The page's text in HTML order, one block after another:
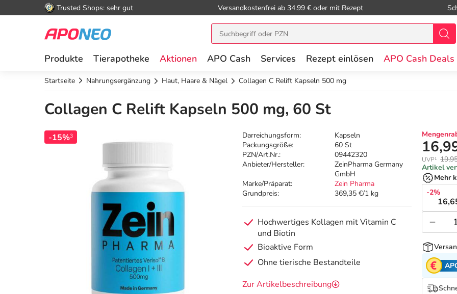
Trusted Shops: sehr gut Versandkostenfrei ab 34.99 € oder mit Rezept
Produkte Tierapotheke Aktionen APO Cash Services Rezept einlösen APO Cash Deals
Startseite Nahrungsergänzung Haut, Haare & Nägel Collagen C Relift Kapseln 500 mg
Collagen C Relift Kapseln 500 mg, 60 St
-15%3 Darreichungsform:
Kapseln
Packungsgröße:
60 St
PZN/Art.Nr.:
09442320
Anbieter/Hersteller:
ZeinPharma Germany
GmbH
Marke/Präparat:
Zein Pharma
Grundpreis:
369,35 €/1 kg
Hochwertiges Kollagen mit Vitamin C
und Biotin
Bioaktive Form
Ohne tierische Bestandteile
Zur Artikelbeschreibung
UVP¹
Artikel
Mehr
-2%